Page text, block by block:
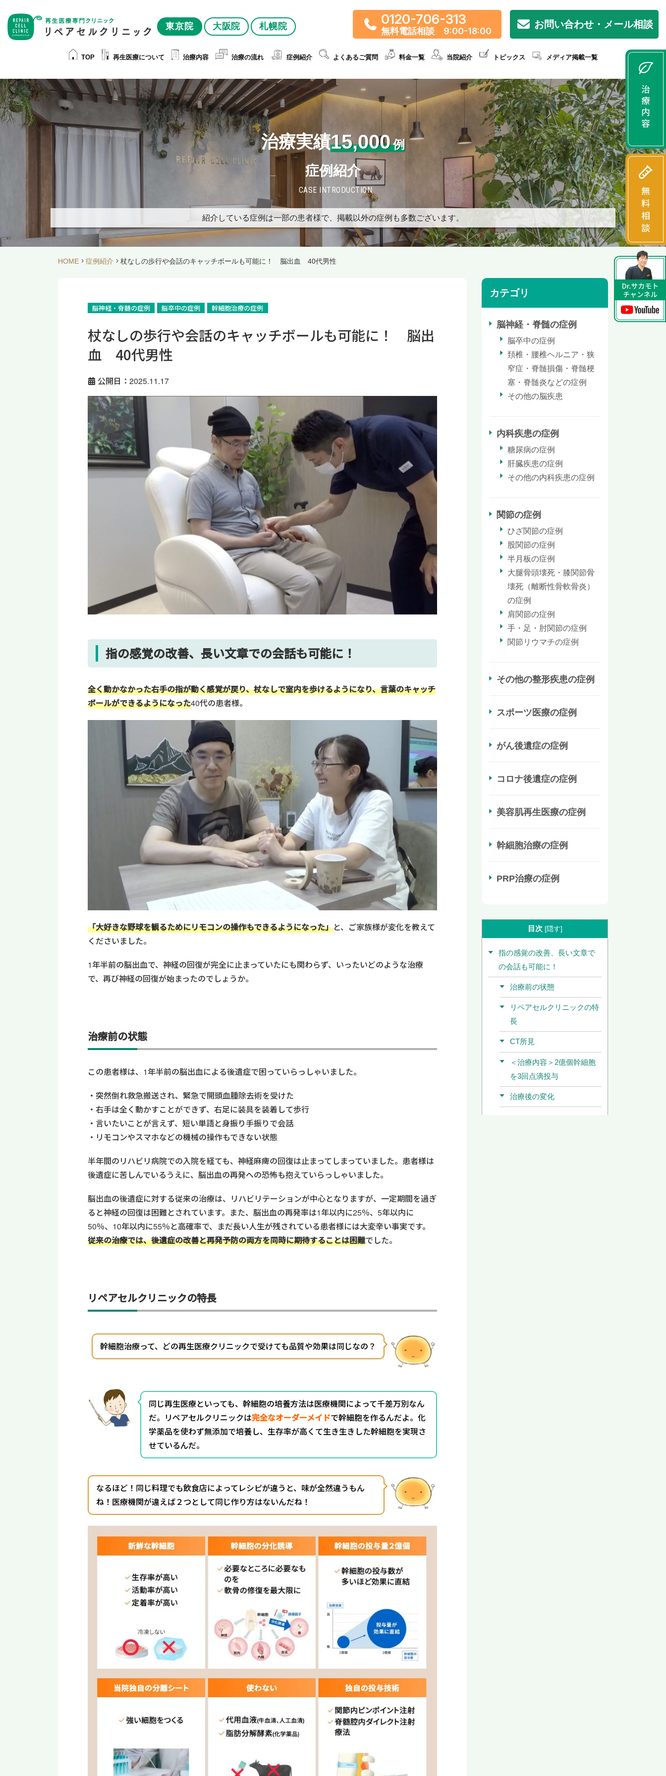
東京院 大阪院 札幌院 0120-706-313
無料電話相談 9:00-18:00
お問い合わせ・メール相談
TOP 再生医療について 治療内容 治療の流れ 症例紹介 よくあるご質問 料金一覧 当院紹介 トピックス メディア掲載一覧
治療実績15,000例
症例紹介
CASE INTRODUCTION
紹介している症例は一部の患者様で、掲載以外の症例も多数ございます。
HOME 症例紹介 杖なしの歩行や会話のキャッチボールも可能に！ 脳出血 40代男性
脳神経・脊髄の症例 脳卒中の症例 幹細胞治療の症例
杖なしの歩行や会話のキャッチボールも可能に！ 脳出
血 40代男性
公開日：2025.11.17
指の感覚の改善、長い文章での会話も可能に！
全く動かなかった右手の指が動く感覚が戻り、杖なしで室内を歩けるようになり、言葉のキャッチ
ボールができるようになった40代の患者様。
「大好きな野球を観るためにリモコンの操作もできるようになった」と、ご家族様が変化を教えて
くださいました。
1年半前の脳出血で、神経の回復が完全に止まっていたにも関わらず、いったいどのような治療
で、再び神経の回復が始まったのでしょうか。
治療前の状態
この患者様は、1年半前の脳出血による後遺症で困っていらっしゃいました。
突然倒れ救急搬送され、緊急で開頭血腫除去術を受けた
右手は全く動かすことができず、右足に装具を装着して歩行
言いたいことが言えず、短い単語と身振り手振りで会話
リモコンやスマホなどの機械の操作もできない状態
半年間のリハビリ病院での入院を経ても、神経麻痺の回復は止まってしまっていました。患者様は
後遺症に苦しんでいるうえに、脳出血の再発への恐怖も抱えていらっしゃいました。
脳出血の後遺症に対する従来の治療は、リハビリテーションが中心となりますが、一定期間を過ぎ
ると神経の回復は困難とされています。また、脳出血の再発率は1年以内に25％、5年以内に
50％、10年以内に55％と高確率で、まだ長い人生が残されている患者様には大変辛い事実です。
従来の治療では、後遺症の改善と再発予防の両方を同時に期待することは困難でした。
リペアセルクリニックの特長
幹細胞治療って、どの再生医療クリニックで受けても品質や効果は同じなの？
同じ再生医療といっても、幹細胞の培養方法は医療機関によって千差万別なん
だ。リペアセルクリニックは完全なオーダーメイドで幹細胞を作るんだよ。化
学薬品を使わず無添加で培養し、生存率が高くて生き生きした幹細胞を実現さ
せているんだ。
なるほど！同じ料理でも飲食店によってレシピが違うと、味が全然違うもん
ね！医療機関が違えば２つとして同じ作り方はないんだね！
カテゴリ
脳神経・脊髄の症例
脳卒中の症例
頚椎・腰椎ヘルニア・狭
窄症・脊髄損傷・脊髄梗
塞・脊髄炎などの症例
その他の脳疾患
内科疾患の症例
糖尿病の症例
肝臓疾患の症例
その他の内科疾患の症例
関節の症例
ひざ関節の症例
股関節の症例
半月板の症例
大腿骨頭壊死・膝関節骨
壊死（離断性骨軟骨炎）
の症例
肩関節の症例
手・足・肘関節の症例
関節リウマチの症例
その他の整形疾患の症例
スポーツ医療の症例
がん後遺症の症例
コロナ後遺症の症例
美容肌再生医療の症例
幹細胞治療の症例
PRP治療の症例
目次 [隠す]
指の感覚の改善、長い文章で
の会話も可能に！
治療前の状態
リペアセルクリニックの特
長
CT所見
＜治療内容＞2億個幹細胞
を3回点滴投与
治療後の変化